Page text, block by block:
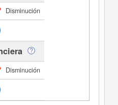
Disminución
Disminución